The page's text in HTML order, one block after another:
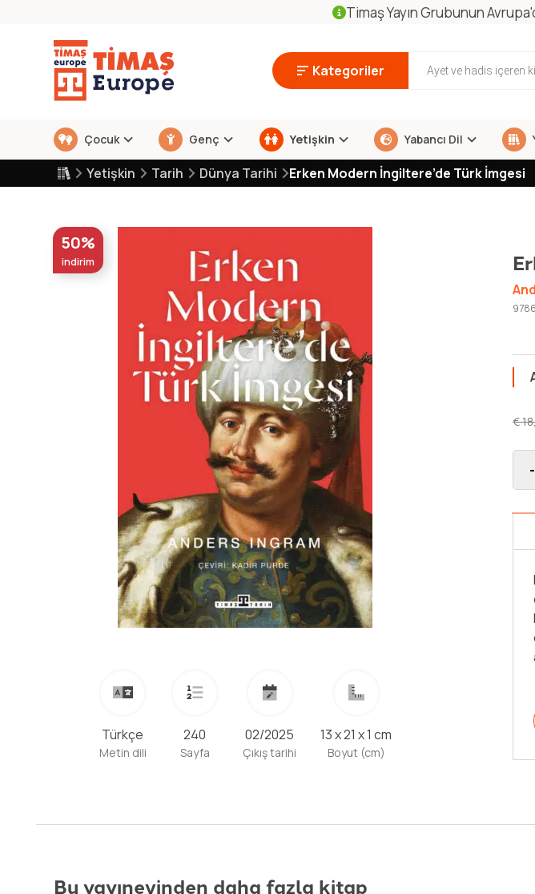
Timaş Yayın Grubunun
Kategoriler
Çocuk Genç Yetişkin Yabancı Dil
Yetişkin Tarih Dünya Tarihi Erken Modern İngiltere’de Türk İmgesi
50%
indirim
Türkçe
Metin dili
240
Sayfa
02/2025
Çıkış tarihi
13 x 21 x 1 cm
Boyut (cm)
€
-
Bu yayınevinden daha fazla kitap